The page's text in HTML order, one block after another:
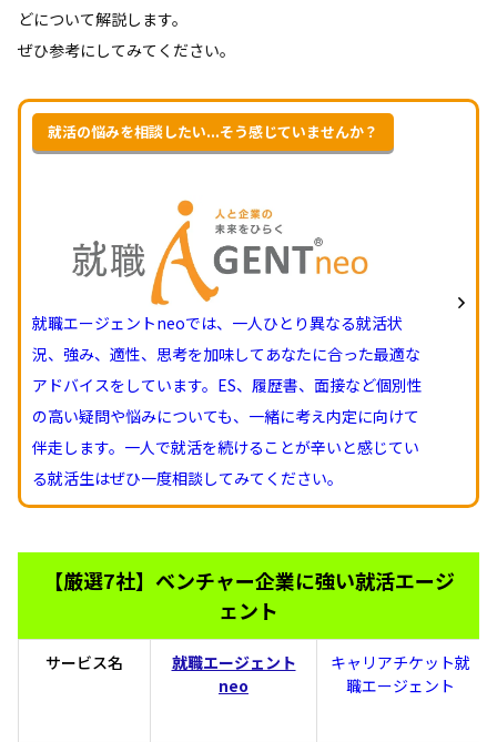
どについて解説します。
ぜひ参考にしてみてください。
就活の悩みを相談したい...そう感じていませんか？
就職エージェントneoでは、一人ひとり異なる就活状
況、強み、適性、思考を加味してあなたに合った最適な
アドバイスをしています。ES、履歴書、面接など個別性
の高い疑問や悩みについても、一緒に考え内定に向けて
伴走します。一人で就活を続けることが辛いと感じてい
る就活生はぜひ一度相談してみてください。
【厳選7社】ベンチャー企業に強い就活エージ
ェント
サービス名
就職エージェント
neo
キャリアチケット就
職エージェント